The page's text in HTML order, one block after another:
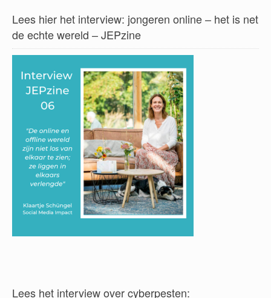
Lees hier het interview: jongeren online – het is net
de echte wereld – JEPzine
Lees het interview over cyberpesten: